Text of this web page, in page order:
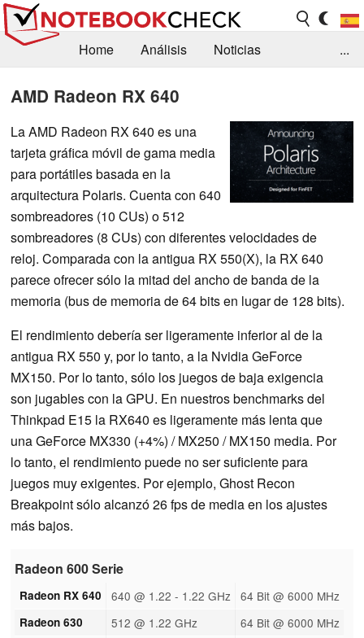
Home Análisis
Noticias
Busca
Contacto
...
AMD Radeon RX 640
La AMD Radeon RX 640 es una
tarjeta gráfica móvil de gama media
para portátiles basada en la
arquitectura Polaris. Cuenta con 640
sombreadores (10 CUs) o 512
sombreadores (8 CUs) con diferentes velocidades de
reloj. Comparada con la antigua RX 550(X), la RX 640
parece ofrecer sólo la mitad del ancho de banda de la
memoria (bus de memoria de 64 bits en lugar de 128 bits).
El rendimiento debería ser ligeramente inferior al de la
antigua RX 550 y, por lo tanto, a la Nvidia GeForce
MX150. Por lo tanto, sólo los juegos de baja exigencia
son jugables con la GPU. En nuestros benchmarks del
Thinkpad E15 la RX640 es ligeramente más lenta que
una GeForce MX330 (+4%) / MX250 / MX150 media. Por
lo tanto, el rendimiento puede no ser suficiente para
juegos muy exigentes. Por ejemplo, Ghost Recon
Breakpoint sólo alcanzó 26 fps de media en los ajustes
más bajos.
Radeon 600 Serie
Radeon RX 640 640 @ 1.22 - 1.22 GHz 64 Bit @ 6000 MHz
Radeon 630 512 @ 1.22 GHz 64 Bit @ 6000 MHz